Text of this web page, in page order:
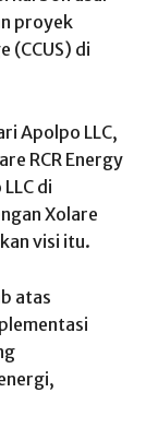
proyek
(CCUS) di
Apolpo LLC,
RCR Energy
di
Xolare
visi itu.
atas